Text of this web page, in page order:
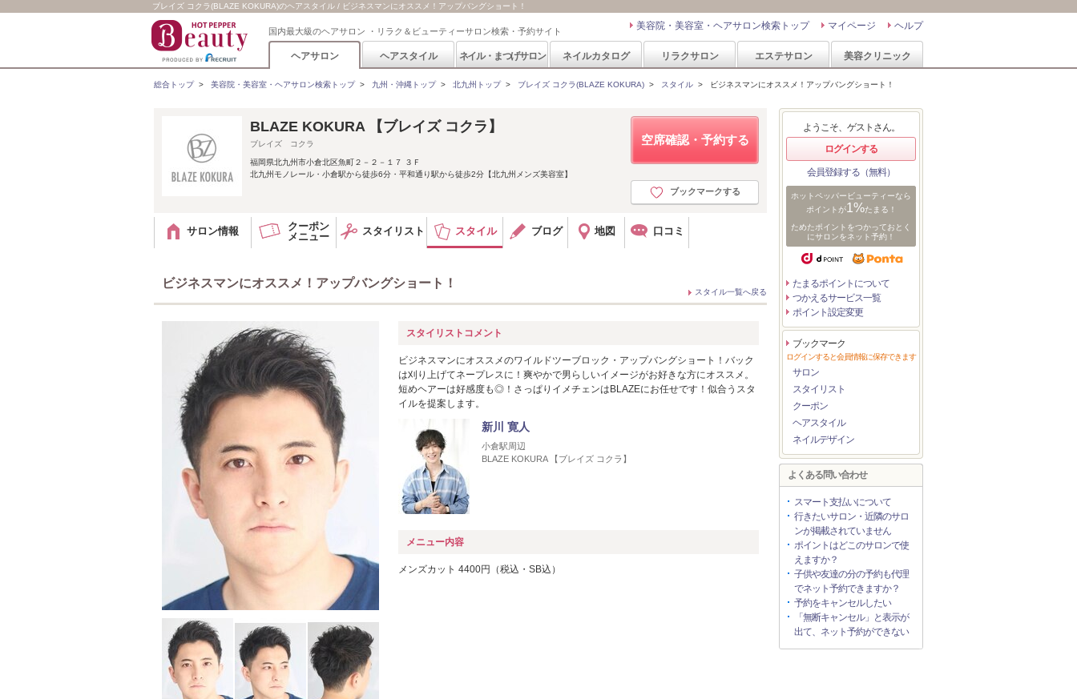
ブレイズ コクラ(BLAZE KOKURA)のヘアスタイル / ビジネスマンにオススメ！アップバングショート！
国内最大級のヘアサロン ・リラク＆ビューティーサロン検索・予約サイト ヘルプ
マイページ
美容院・美容室・ヘアサロン検索トップ
ヘアサロン ヘアスタイル ネイル・まつげサロン ネイルカタログ リラクサロン エステサロン 美容クリニック
総合トップ> 美容院・美容室・ヘアサロン検索トップ> 九州・沖縄トップ> 北九州トップ> ブレイズ コクラ(BLAZE KOKURA) > スタイル > ビジネスマンにオススメ！アップバングショート！
空席確認・予約する
ブックマークする
BLAZE KOKURA 【ブレイズ コクラ】
ブレイズ コクラ
福岡県北九州市小倉北区魚町２－２－１７ ３Ｆ
北九州モノレール・小倉駅から徒歩6分・平和通り駅から徒歩2分【北九州メンズ美容室】
サロン情報
クーポン
メニュー
スタイリスト スタイル ブログ 地図 口コミ
ビジネスマンにオススメ！アップバングショート！
スタイル一覧へ戻る
スタイリストコメント
ビジネスマンにオススメのワイルドツーブロック・アップバングショート！バック
は刈り上げてネープレスに！爽やかで男らしいイメージがお好きな方にオススメ。
短めヘアーは好感度も◎！さっぱりイメチェンはBLAZEにお任せです！似合うスタ
イルを提案します。
新川 寛人
小倉駅周辺
BLAZE KOKURA 【ブレイズ コクラ】
メニュー内容
メンズカット 4400円（税込・SB込）
ようこそ、ゲストさん。
ログインする
会員登録する（無料）
ホットペッパービューティーなら
ポイントが1%たまる！
ためたポイントをつかっておとく
にサロンをネット予約！
たまるポイントについて
つかえるサービス一覧
ポイント設定変更
ブックマーク
ログインすると会員情報に保存できます
サロン
スタイリスト
クーポン
ヘアスタイル
ネイルデザイン
よくある問い合わせ
スマート支払いについて
行きたいサロン・近隣のサロ
ンが掲載されていません
ポイントはどこのサロンで使
えますか？
子供や友達の分の予約も代理
でネット予約できますか？
予約をキャンセルしたい
「無断キャンセル」と表示が
出て、ネット予約ができない